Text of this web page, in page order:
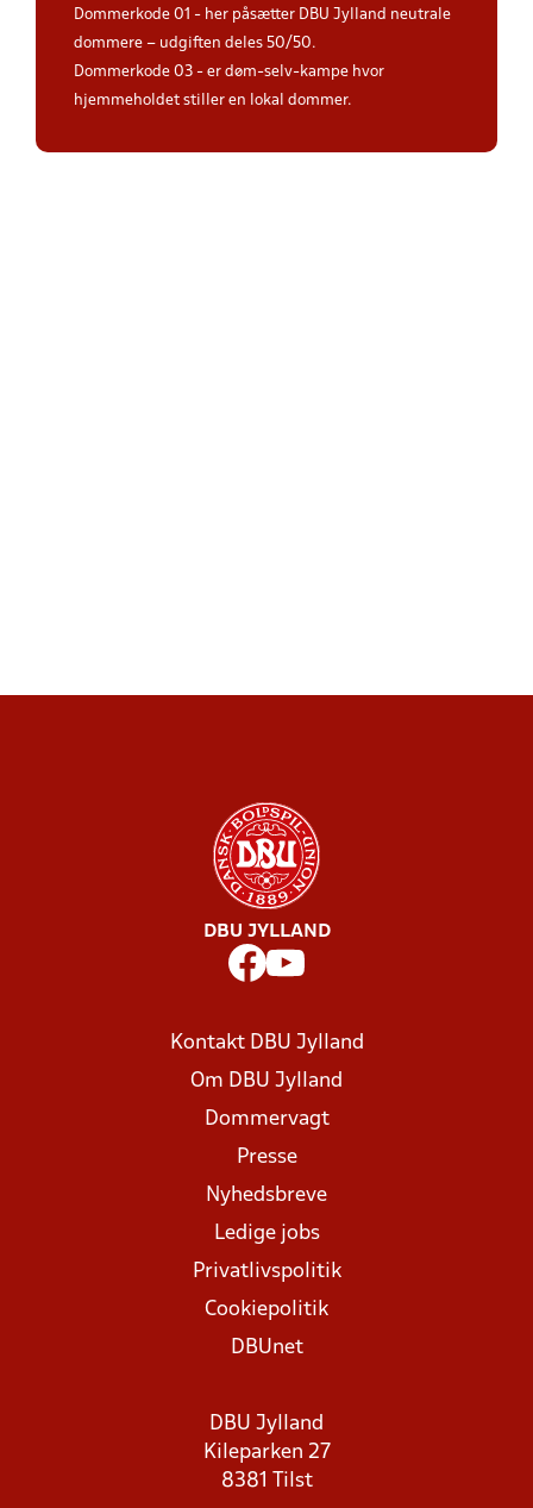
Dommerkode 01 - her påsætter DBU Jylland neutrale
dommere – udgiften deles 50/50.
Dommerkode 03 - er døm-selv-kampe hvor
hjemmeholdet stiller en lokal dommer.
DBU JYLLAND
Kontakt DBU Jylland
Om DBU Jylland
Dommervagt
Presse
Nyhedsbreve
Ledige jobs
Privatlivspolitik
Cookiepolitik
DBUnet
DBU Jylland
Kileparken 27
8381 Tilst